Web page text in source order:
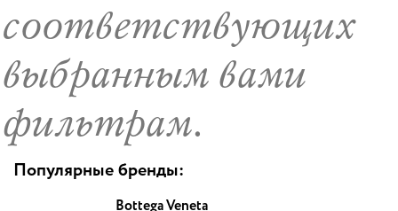
соответствующих
выбранным вами
фильтрам.
Популярные бренды:
Bottega Veneta